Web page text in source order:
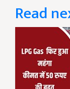
Read